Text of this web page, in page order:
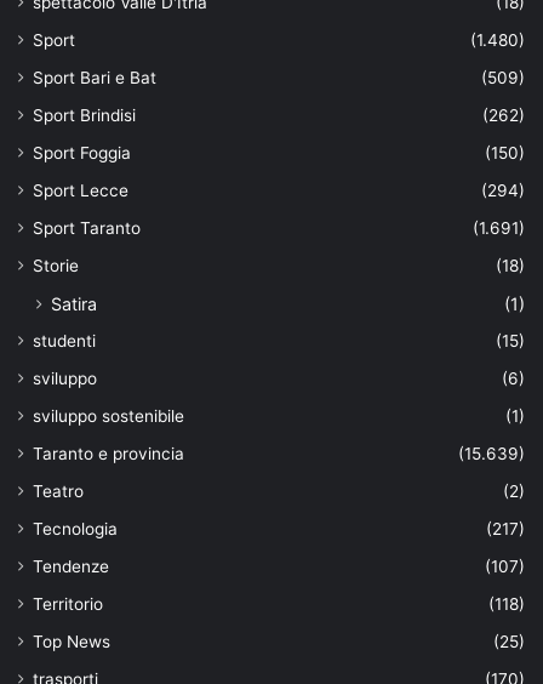
Sport
(1.480)
Sport Bari e Bat
(509)
Sport Brindisi
(262)
Sport Foggia
(150)
Sport Lecce
(294)
Sport Taranto
(1.691)
Storie
(18)
Satira (1)
studenti
(15)
sviluppo
(6)
sviluppo sostenibile
(1)
Taranto e provincia
(15.639)
Teatro
(2)
Tecnologia
(217)
Tendenze
(107)
Territorio
(118)
Top News
(25)
trasporti
(170)